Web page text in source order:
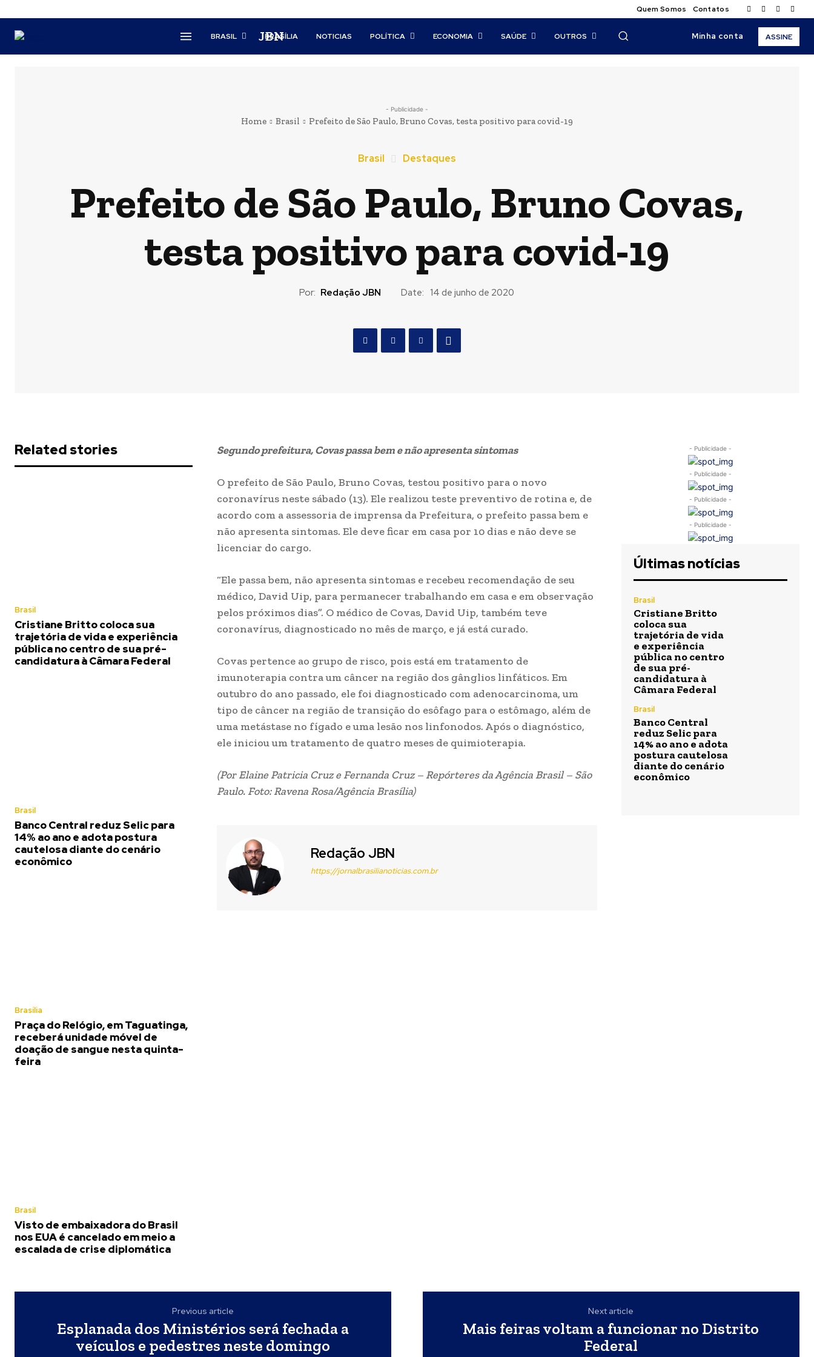
Quem Somos Contatos
JBN
BRASIL BRASÍLIA NOTICIAS POLÍTICA ECONOMIA SAÚDE OUTROS Minha conta ASSINE
- Publicidade -
Home Brasil Prefeito de São Paulo, Bruno Covas, testa positivo para covid-19
Brasil Destaques
Prefeito de São Paulo, Bruno Covas,
testa positivo para covid-19
Por: Redação JBN Date: 14 de junho de 2020
Related stories
Brasil
Cristiane Britto coloca sua
trajetória de vida e experiência
pública no centro de sua pré-
candidatura à Câmara Federal
Brasil
Banco Central reduz Selic para
14% ao ano e adota postura
cautelosa diante do cenário
econômico
Brasília
Praça do Relógio, em Taguatinga,
receberá unidade móvel de
doação de sangue nesta quinta-
feira
Brasil
Visto de embaixadora do Brasil
nos EUA é cancelado em meio a
escalada de crise diplomática
Segundo prefeitura, Covas passa bem e não apresenta sintomas
O prefeito de São Paulo, Bruno Covas, testou positivo para o novo
coronavírus neste sábado (13). Ele realizou teste preventivo de rotina e, de
acordo com a assessoria de imprensa da Prefeitura, o prefeito passa bem e
não apresenta sintomas. Ele deve ficar em casa por 10 dias e não deve se
licenciar do cargo.
“Ele passa bem, não apresenta sintomas e recebeu recomendação de seu
médico, David Uip, para permanecer trabalhando em casa e em observação
pelos próximos dias”. O médico de Covas, David Uip, também teve
coronavírus, diagnosticado no mês de março, e já está curado.
Covas pertence ao grupo de risco, pois está em tratamento de
imunoterapia contra um câncer na região dos gânglios linfáticos. Em
outubro do ano passado, ele foi diagnosticado com adenocarcinoma, um
tipo de câncer na região de transição do esôfago para o estômago, além de
uma metástase no fígado e uma lesão nos linfonodos. Após o diagnóstico,
ele iniciou um tratamento de quatro meses de quimioterapia.
(Por Elaine Patricia Cruz e Fernanda Cruz – Repórteres da Agência Brasil – São
Paulo. Foto: Ravena Rosa/Agência Brasília)
Redação JBN
https://jornalbrasilianoticias.com.br
- Publicidade -
- Publicidade -
- Publicidade -
- Publicidade -
Últimas notícias
Brasil
Cristiane Britto
coloca sua
trajetória de vida
e experiência
pública no centro
de sua pré-
candidatura à
Câmara Federal
Brasil
Banco Central
reduz Selic para
14% ao ano e adota
postura cautelosa
diante do cenário
econômico
Previous article
Esplanada dos Ministérios será fechada a
veículos e pedestres neste domingo
Next article
Mais feiras voltam a funcionar no Distrito
Federal